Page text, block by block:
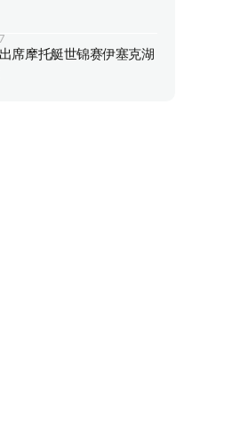
席摩托艇世锦赛伊塞克湖